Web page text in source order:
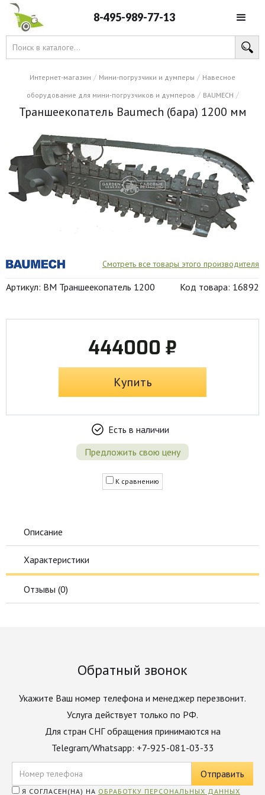
8-495-989-77-13
Интернет-магазин / Мини-погрузчики и думперы / Навесное
оборудование для мини-погрузчиков и думперов / BAUMECH /
Траншеекопатель Baumech (бара) 1200 мм
Смотреть все товары этого производителя
Артикул: BM Траншеекопатель 1200 Код товара: 16892
444000 ₽
Купить
Есть в наличии
Предложить свою цену
К сравнению
Описание
Характеристики
Отзывы (0)
Обратный звонок
Укажите Ваш номер телефона и менеджер перезвонит.
Услуга действует только по РФ.
Для стран СНГ обращения принимаются на
Telegram/Whatsapp: +7-925-081-03-33
Я СОГЛАСЕН(НА) НА ОБРАБОТКУ ПЕРСОНАЛЬНЫХ ДАННЫХ